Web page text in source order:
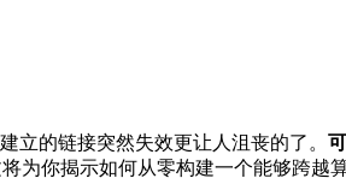
立的链接突然失效更让人沮丧的了。
为你揭示如何从零构建一个能够跨越